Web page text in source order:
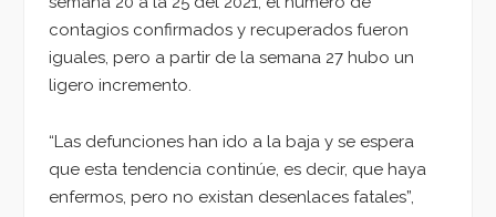
contagios confirmados y recuperados fueron
iguales, pero a partir de la semana 27 hubo un
ligero incremento.
“Las defunciones han ido a la baja y se espera
que esta tendencia continúe, es decir, que haya
enfermos, pero no existan desenlaces fatales”,